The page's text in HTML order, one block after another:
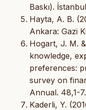
Baskı).
Hayta, A. B.
Ankara: Gazi
Hogart, J. M.
knowledge,
preferences:
survey on
Annual. 48,1-7.
Kaderli, Y.